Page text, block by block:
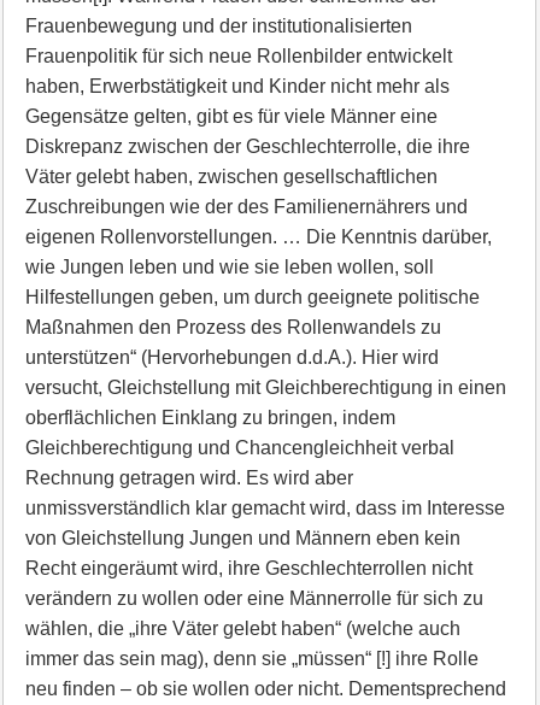
Frauenbewegung und der institutionalisierten
Frauenpolitik für sich neue Rollenbilder entwickelt
haben, Erwerbstätigkeit und Kinder nicht mehr als
Gegensätze gelten, gibt es für viele Männer eine
Diskrepanz zwischen der Geschlechterrolle, die ihre
Väter gelebt haben, zwischen gesellschaftlichen
Zuschreibungen wie der des Familienernährers und
eigenen Rollenvorstellungen. … Die Kenntnis darüber,
wie Jungen leben und wie sie leben wollen, soll
Hilfestellungen geben, um durch geeignete politische
Maßnahmen den Prozess des Rollenwandels zu
unterstützen“ (Hervorhebungen d.d.A.). Hier wird
versucht, Gleichstellung mit Gleichberechtigung in einen
oberflächlichen Einklang zu bringen, indem
Gleichberechtigung und Chancengleichheit verbal
Rechnung getragen wird. Es wird aber
unmissverständlich klar gemacht wird, dass im Interesse
von Gleichstellung Jungen und Männern eben kein
Recht eingeräumt wird, ihre Geschlechterrollen nicht
verändern zu wollen oder eine Männerrolle für sich zu
wählen, die „ihre Väter gelebt haben“ (welche auch
immer das sein mag), denn sie „müssen“ [!] ihre Rolle
neu finden – ob sie wollen oder nicht. Dementsprechend